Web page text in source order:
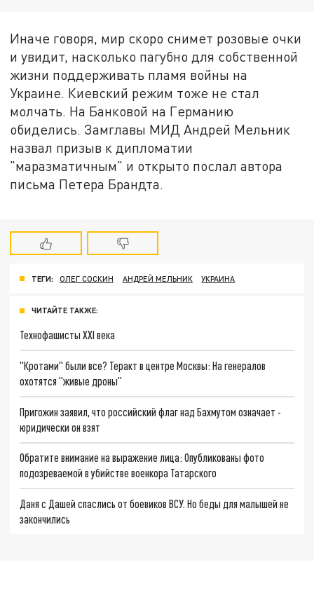
Иначе говоря, мир скоро снимет розовые очки
и увидит, насколько пагубно для собственной
жизни поддерживать пламя войны на
Украине. Киевский режим тоже не стал
молчать. На Банковой на Германию
обиделись. Замглавы МИД Андрей Мельник
назвал призыв к дипломатии
"маразматичным" и открыто послал автора
письма Петера Брандта.
ТЕГИ: ОЛЕГ СОСКИН АНДРЕЙ МЕЛЬНИК УКРАИНА
ЧИТАЙТЕ ТАКЖЕ:
Технофашисты XXI века
"Кротами" были все? Теракт в центре Москвы: На генералов
охотятся "живые дроны"
Пригожин заявил, что российский флаг над Бахмутом означает -
юридически он взят
Обратите внимание на выражение лица: Опубликованы фото
подозреваемой в убийстве военкора Татарского
Даня с Дашей спаслись от боевиков ВСУ. Но беды для малышей не
закончились